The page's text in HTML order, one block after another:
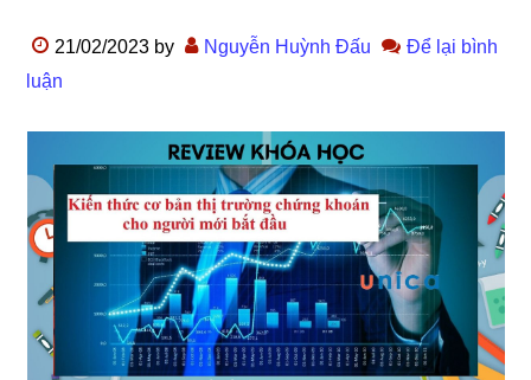
21/02/2023 by Nguyễn Huỳnh Đấu
Để lại bình
luận